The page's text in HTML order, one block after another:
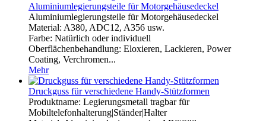
Aluminiumlegierungsteile für Motorgehäusedeckel
Aluminiumlegierungsteile für Motorgehäusedeckel
Material: A380, ADC12, A356 usw.
Farbe: Natürlich oder individuell
Oberflächenbehandlung: Eloxieren, Lackieren, Power
Coating, Verchromen...
Mehr
Druckguss für verschiedene Handy-Stützformen
Produktname: Legierungsmetall tragbar für
Mobiltelefonhalterung|Ständer|Halter